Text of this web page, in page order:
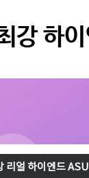
강 하
리얼 하이엔드